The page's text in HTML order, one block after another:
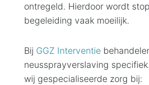
ontregeld. Hierdoor wordt
begeleiding vaak moeilijk.
Bij GGZ Interventie
neussprayverslaving
wij gespecialiseerde zorg bij: